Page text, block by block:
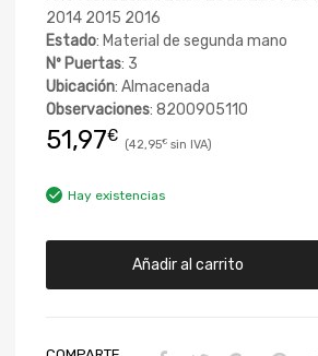
2014 2015 2016
Estado: Material de segunda mano
Nº Puertas: 3
Ubicación: Almacenada
Observaciones: 8200905110
51,97€ 42,95€
Hay existencias
Añadir al carrito